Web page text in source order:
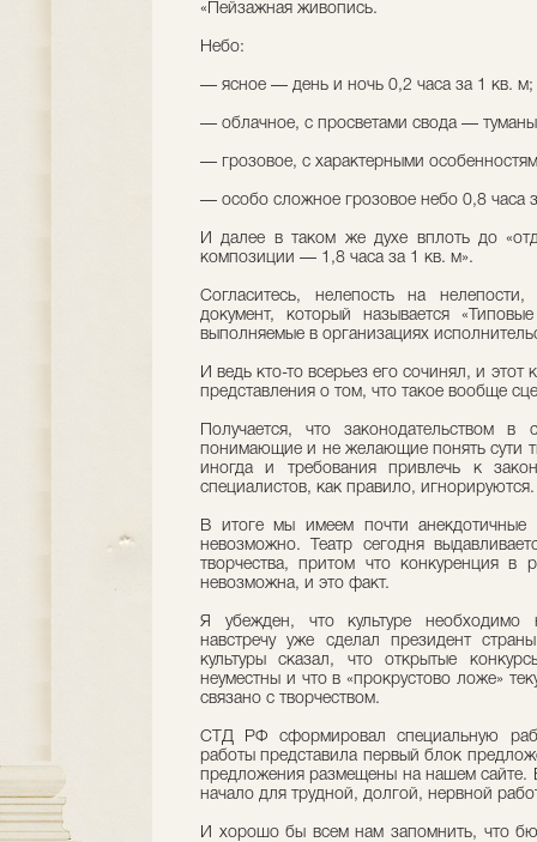
«Пейзажная живопись.
Небо:
— ясное — день и ночь 0,2 часа за 1 кв. м;
— облачное, с просветами свода —
— грозовое, с характерными
— особо сложное грозовое небо 0,8 часа
И далее в таком же духе вплоть до
композиции — 1,8 часа за 1 кв. м».
Согласитесь, нелепость на
документ, который называется
выполняемые в организациях
И ведь кто-то всерьез его сочинял, и
представления о том, что такое вообще
Получается, что законодательством
понимающие и не желающие понять сути
иногда и требования привлечь к
специалистов, как правило, игнорируются.
В итоге мы имеем почти анекдотичные
невозможно. Театр сегодня
творчества, притом что конкуренция в
невозможна, и это факт.
Я убежден, что культуре необходимо
навстречу уже сделал президент
культуры сказал, что открытые
неуместны и что в «прокрустово ложе»
связано с творчеством.
СТД РФ сформировал специальную
работы представила первый блок
предложения размещены на нашем сайте.
начало для трудной, долгой, нервной
И хорошо бы всем нам запомнить, что